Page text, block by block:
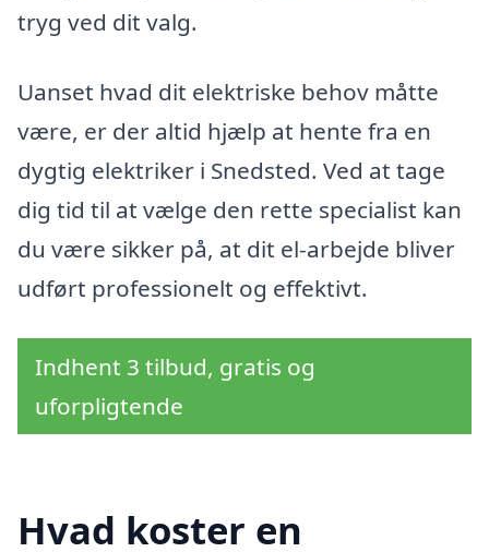
tryg ved dit valg.
Uanset hvad dit elektriske behov måtte
være, er der altid hjælp at hente fra en
dygtig elektriker i Snedsted. Ved at tage
dig tid til at vælge den rette specialist kan
du være sikker på, at dit el-arbejde bliver
udført professionelt og effektivt.
Indhent 3 tilbud, gratis og
uforpligtende
Hvad koster en